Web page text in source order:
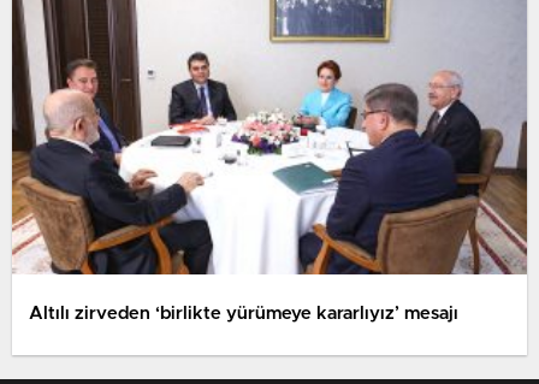
Altılı zirveden ‘birlikte yürümeye kararlıyız’ mesajı